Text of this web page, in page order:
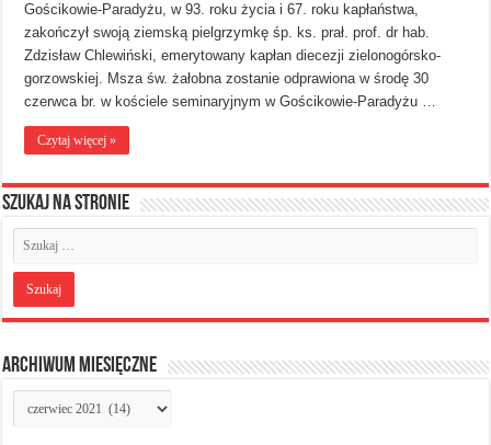
Gościkowie-Paradyżu, w 93. roku życia i 67. roku kapłaństwa,
zakończył swoją ziemską pielgrzymkę śp. ks. prał. prof. dr hab.
Zdzisław Chlewiński, emerytowany kapłan diecezji zielonogórsko-
gorzowskiej. Msza św. żałobna zostanie odprawiona w środę 30
czerwca br. w kościele seminaryjnym w Gościkowie-Paradyżu …
Czytaj więcej »
Szukaj na stronie
Archiwum miesięczne
Archiwum
miesięczne